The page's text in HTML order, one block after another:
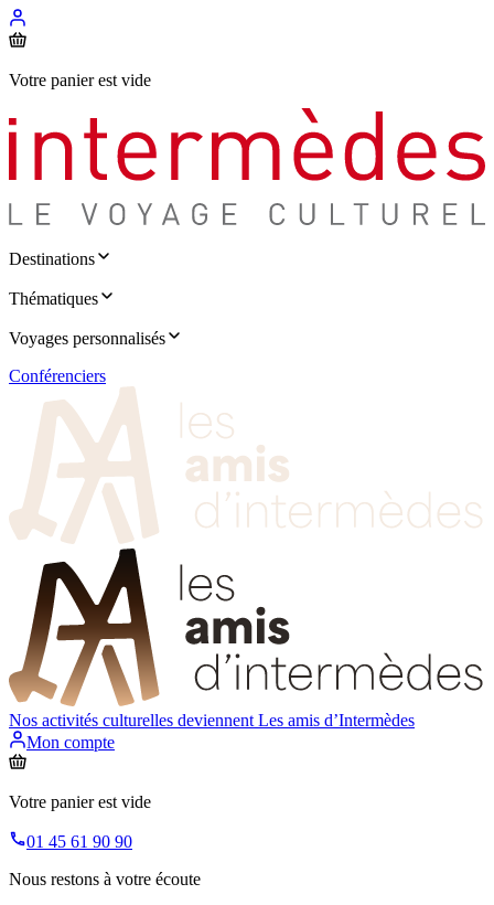
Votre panier est vide
Destinations
Thématiques
Voyages personnalisés
Conférenciers
Nos activités culturelles deviennent Les amis d’Intermèdes
Mon compte
Votre panier est vide
01 45 61 90 90
Nous restons à votre écoute